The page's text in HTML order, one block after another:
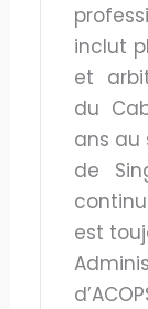
inclut
et
du
ans au
de
est